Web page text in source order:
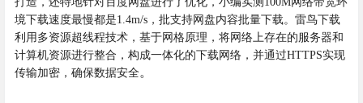
境下载速度最慢都是1.4m/s，批支持网盘内容批量下载。 雷鸟下载
利用多资源超线程技术，基于网格原理，将网络上存在的服务器和
计算机资源进行整合，构成一体化的下载网络，并通过HTTPS实现
传输加密，确保数据安全。